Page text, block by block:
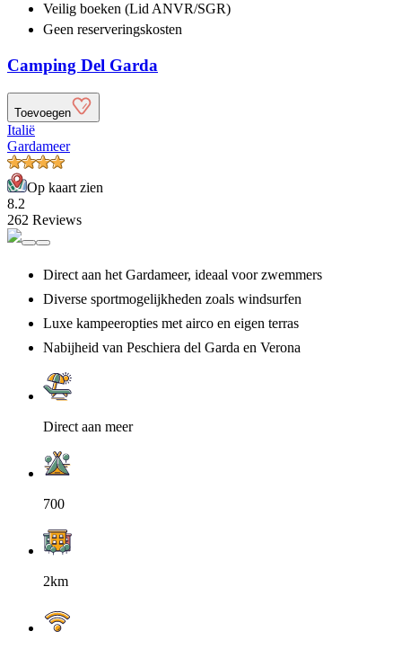
Veilig boeken (Lid ANVR/SGR)
Geen reserveringskosten
Camping Del Garda
Toevoegen
Italië
Gardameer
Op kaart zien
8.2
262 Reviews
Direct aan het Gardameer, ideaal voor zwemmers
Diverse sportmogelijkheden zoals windsurfen
Luxe kampeeropties met airco en eigen terras
Nabijheid van Peschiera del Garda en Verona
Direct aan meer
700
2km